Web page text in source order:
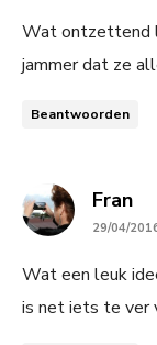
Wat ontzettend
jammer dat ze
Beantwoorden
Fran
29/04/
Wat een leuk
is net iets te ver